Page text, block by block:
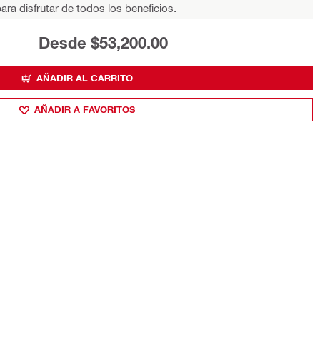
disfrutar de todos los beneficios.
Desde $53,200.00
AÑADIR AL CARRITO
AÑADIR A FAVORITOS